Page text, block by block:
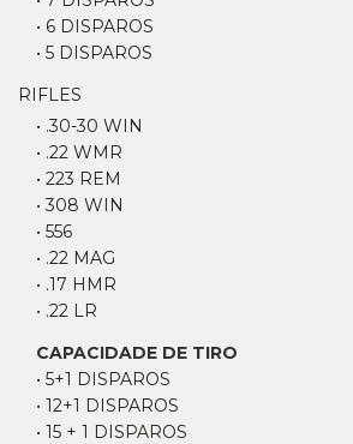
• 6 DISPAROS
• 5 DISPAROS
RIFLES
• .30-30 WIN
• .22 WMR
• 223 REM
• 308 WIN
• 556
• .22 MAG
• .17 HMR
• .22 LR
CAPACIDADE DE TIRO
• 5+1 DISPAROS
• 12+1 DISPAROS
• 15 + 1 DISPAROS